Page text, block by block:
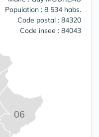
Population : 8 534 habs.
Code postal : 84320
Code insee : 84043
06